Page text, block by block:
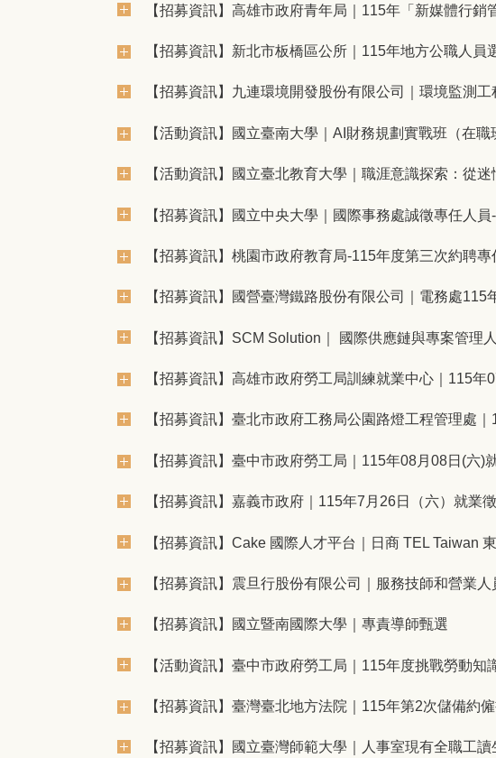
【招募資訊】高雄市政府青年局｜115年「新媒體行銷
【招募資訊】新北市板橋區公所｜115年地方公職人
【招募資訊】九連環境開發股份有限公司｜環境監測
【活動資訊】國立臺南大學｜AI財務規劃實戰班（在職
【活動資訊】國立臺北教育大學｜職涯意識探索：從
【招募資訊】國立中央大學｜國際事務處誠徵專任人員
【招募資訊】桃園市政府教育局-115年度第三次約聘
【招募資訊】國營臺灣鐵路股份有限公司｜電務處115
【招募資訊】SCM Solution｜ 國際供應鏈與專案管理
【招募資訊】高雄市政府勞工局訓練就業中心｜115年
【招募資訊】臺北市政府工務局公園路燈工程管理處
【招募資訊】臺中市政府勞工局｜115年08月08日(六)
【招募資訊】嘉義市政府｜115年7月26日（六）就業
【招募資訊】Cake 國際人才平台｜日商 TEL Taiwan
【招募資訊】震旦行股份有限公司｜服務技師和營業人
【招募資訊】國立暨南國際大學｜專責導師甄選
【活動資訊】臺中市政府勞工局｜115年度挑戰勞動知
【招募資訊】臺灣臺北地方法院｜115年第2次儲備約
【招募資訊】國立臺灣師範大學｜人事室現有全職工讀